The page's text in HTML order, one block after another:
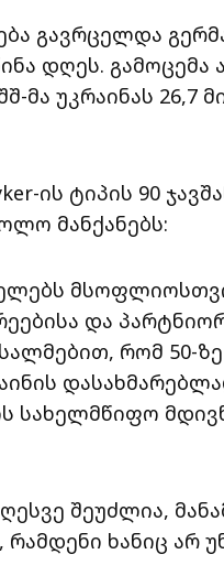
გავრცელდა
დღეს. გამოცემა
მა უკრაინას 26,7
ის ტიპის 90
მანქანებს:
და
რომ 50-ზე
სახელმწიფო
შეუძლია,
ხანიც არ